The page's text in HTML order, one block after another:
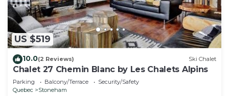
US $519
10.0(2 Reviews) Ski Chalet
Chalet 27 Chemin Blanc by Les Chalets Alpins
Parking Balcony/Terrace
Security/Safety
Quebec
Stoneham